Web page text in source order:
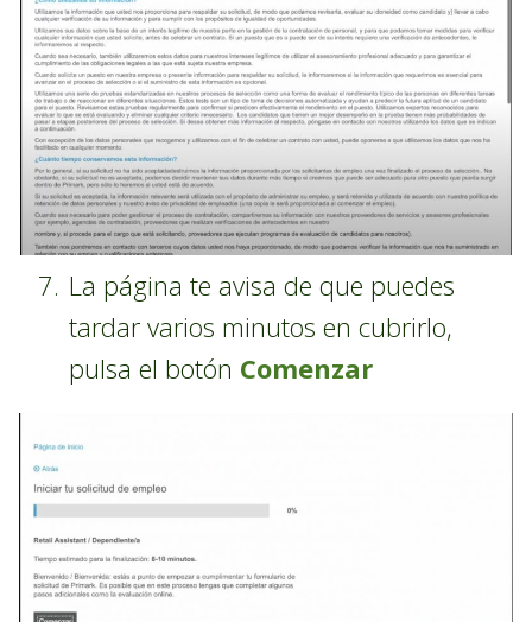
La página te avisa de que puedes
tardar varios minutos en cubrirlo,
pulsa el botón Comenzar